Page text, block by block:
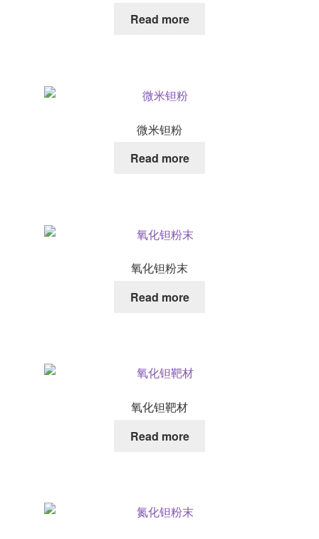
Read more
微米钽粉
Read more
氧化钽粉末
Read more
氧化钽靶材
Read more